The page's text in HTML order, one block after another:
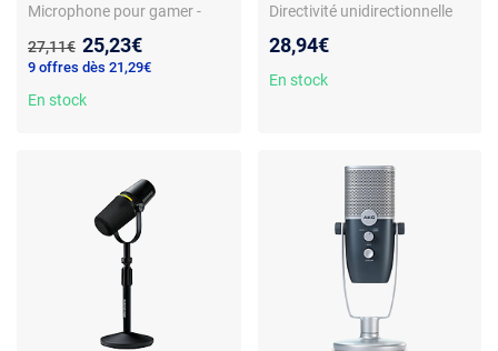
Microphone pour gamer -
cardioïde professionnel -
rétroéclairage RGB Flow -
support réglable
Ancien prix :
27,11€ Nouveau prix :
25,23€
9 offres dès 21,29€
En stock
Directivité unidirectionnelle
Adaptateur Jack 3.5 mm
28,94€
En stock